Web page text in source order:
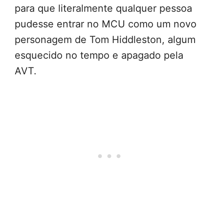
para que literalmente qualquer pessoa
pudesse entrar no MCU como um novo
personagem de Tom Hiddleston, algum
esquecido no tempo e apagado pela
AVT.